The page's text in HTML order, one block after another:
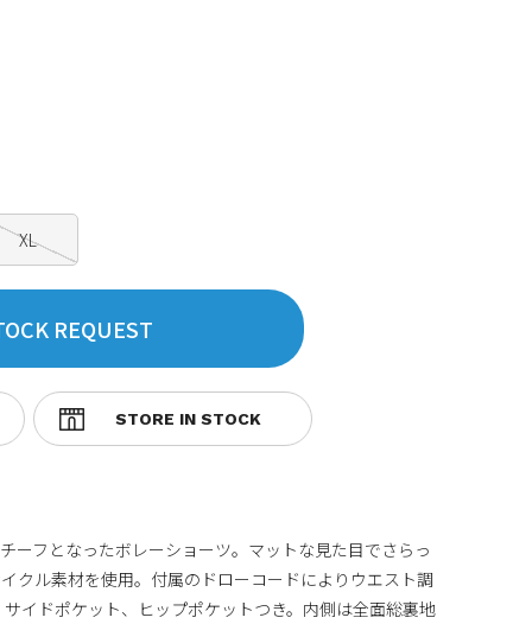
XL
REQUEST
ーフとなったボレーショーツ。マットな見た目でさらっ
クル素材を使用。付属のドローコードによりウエスト調
イドポケット、ヒップポケットつき。内側は全面総裏地